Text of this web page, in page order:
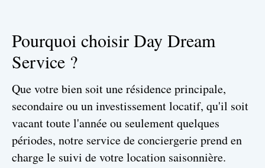
Pourquoi choisir Day Dream
Service ?​
Que votre bien soit une résidence principale,
secondaire ou un investissement locatif, qu'il soit
vacant toute l'année ou seulement quelques
périodes, notre service de conciergerie prend en
charge le suivi de votre location saisonnière.